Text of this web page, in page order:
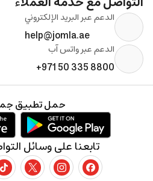
الدعم عبر البريد الإلكتروني
help@jomla.ae
الدعم عبر واتس آب
+971 50 335 8800
تابعنا على وسائل
حمل تطبيق